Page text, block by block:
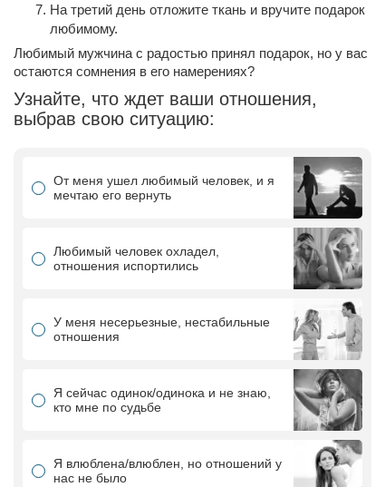
На третий день отложите ткань и вручите подарок
любимому.
Любимый мужчина с радостью принял подарок, но у вас
остаются сомнения в его намерениях?
Узнайте, что ждет ваши отношения,
выбрав свою ситуацию:
От меня ушел любимый человек, и я
мечтаю его вернуть
Любимый человек охладел,
отношения испортились
У меня несерьезные, нестабильные
отношения
Я сейчас одинок/одинока и не знаю,
кто мне по судьбе
Я влюблена/влюблен, но отношений у
нас не было